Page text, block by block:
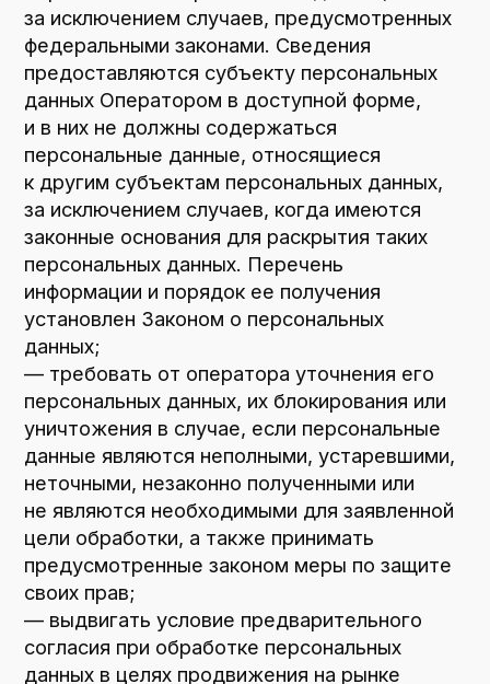
осуществляется в форме, позволяющей
определить субъекта персональных данных,
не дольше, чем этого требуют цели
обработки персональных данных, если срок
хранения персональных данных
не установлен федеральным законом,
выгодоприобретателем или поручителем
по которому является субъект
персональных данных. Обрабатываемые
персональные данные уничтожаются либо
обезличиваются по достижении целей
обработки или в случае утраты
необходимости в достижении этих целей,
если иное не предусмотрено федеральным
законом.
6. Цели обработки персональных данных
Цель обработки
уточнение деталей заказа
Персональные данные
имя
Правовые основания
Федеральный закон «Об информации,
информационных технологиях и о защите
информации» от 27.07.2006 N 149-ФЗ
Виды обработки персональных данных
накопление, хранение, уничтожение
и обезличивание персональных данных
7. Условия обработки персональных данных
7.1. Обработка персональных данных
осуществляется с согласия субъекта
персональных данных на обработку его